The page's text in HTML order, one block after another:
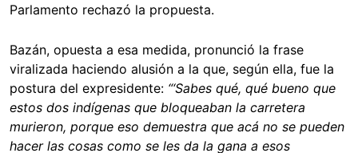
Parlamento rechazó la propuesta.
Bazán, opuesta a esa medida, pronunció la frase
viralizada haciendo alusión a la que, según ella, fue la
postura del expresidente: “‘Sabes qué, qué bueno que
estos dos indígenas que bloqueaban la carretera
murieron, porque eso demuestra que acá no se pueden
hacer las cosas como se les da la gana a esos